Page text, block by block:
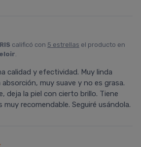
calificó con 5 estrellas el producto en
.
calidad y efectividad. Muy linda
muy suave y no es grasa.
deja la piel con cierto brillo. Tiene
muy recomendable. Seguiré usándola.